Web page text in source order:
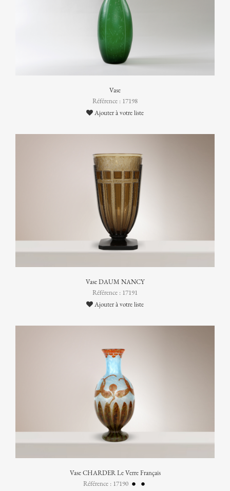
Vase
Référence : 17198
Ajouter à votre liste
Vase DAUM NANCY
Référence : 17191
Ajouter à votre liste
Vase CHARDER Le Verre Français
Référence : 17190